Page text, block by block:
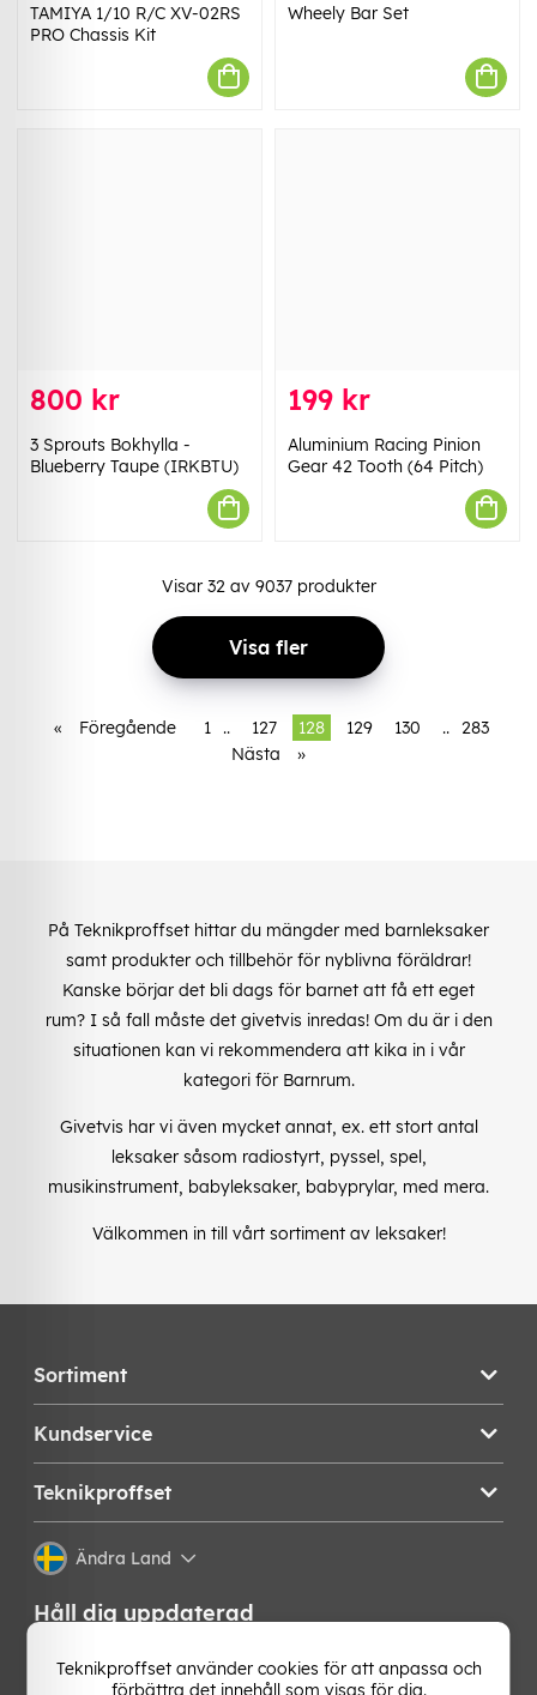
TAMIYA 1/10 R/C XV-02RS
PRO Chassis Kit
Wheely Bar Set
800 kr
3 Sprouts Bokhylla -
Blueberry Taupe (IRKBTU)
199 kr
Aluminium Racing Pinion
Gear 42 Tooth (64 Pitch)
Visar 32av 9037produkter
Visa fler
« Föregående 1 .. 127 128 129 130 .. 283
Nästa
»
På Teknikproffset hittar du mängder med barnleksaker
samt produkter och tillbehör för nyblivna föräldrar!
Kanske börjar det bli dags för barnet att få ett eget
rum? I så fall måste det givetvis inredas! Om du är i den
situationen kan vi rekommendera att kika in i vår
kategori för Barnrum.
Givetvis har vi även mycket annat, ex. ett stort antal
leksaker såsom radiostyrt, pyssel, spel,
musikinstrument, babyleksaker, babyprylar, med mera.
Välkommen in till vårt sortiment av leksaker!
Sortiment
Kundservice
Teknikproffset
Ändra Land
Håll dig uppdaterad
Få de senaste nyheterna, hetaste erbjudandena och
bästa tipsen från oss direkt i din mejlkorg. Signa upp på
Teknikproffset använder cookies för att anpassa och
förbättra det innehåll som visas för dig.